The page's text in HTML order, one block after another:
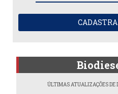
ÚLTIMAS ATUALIZAÇÕES DE